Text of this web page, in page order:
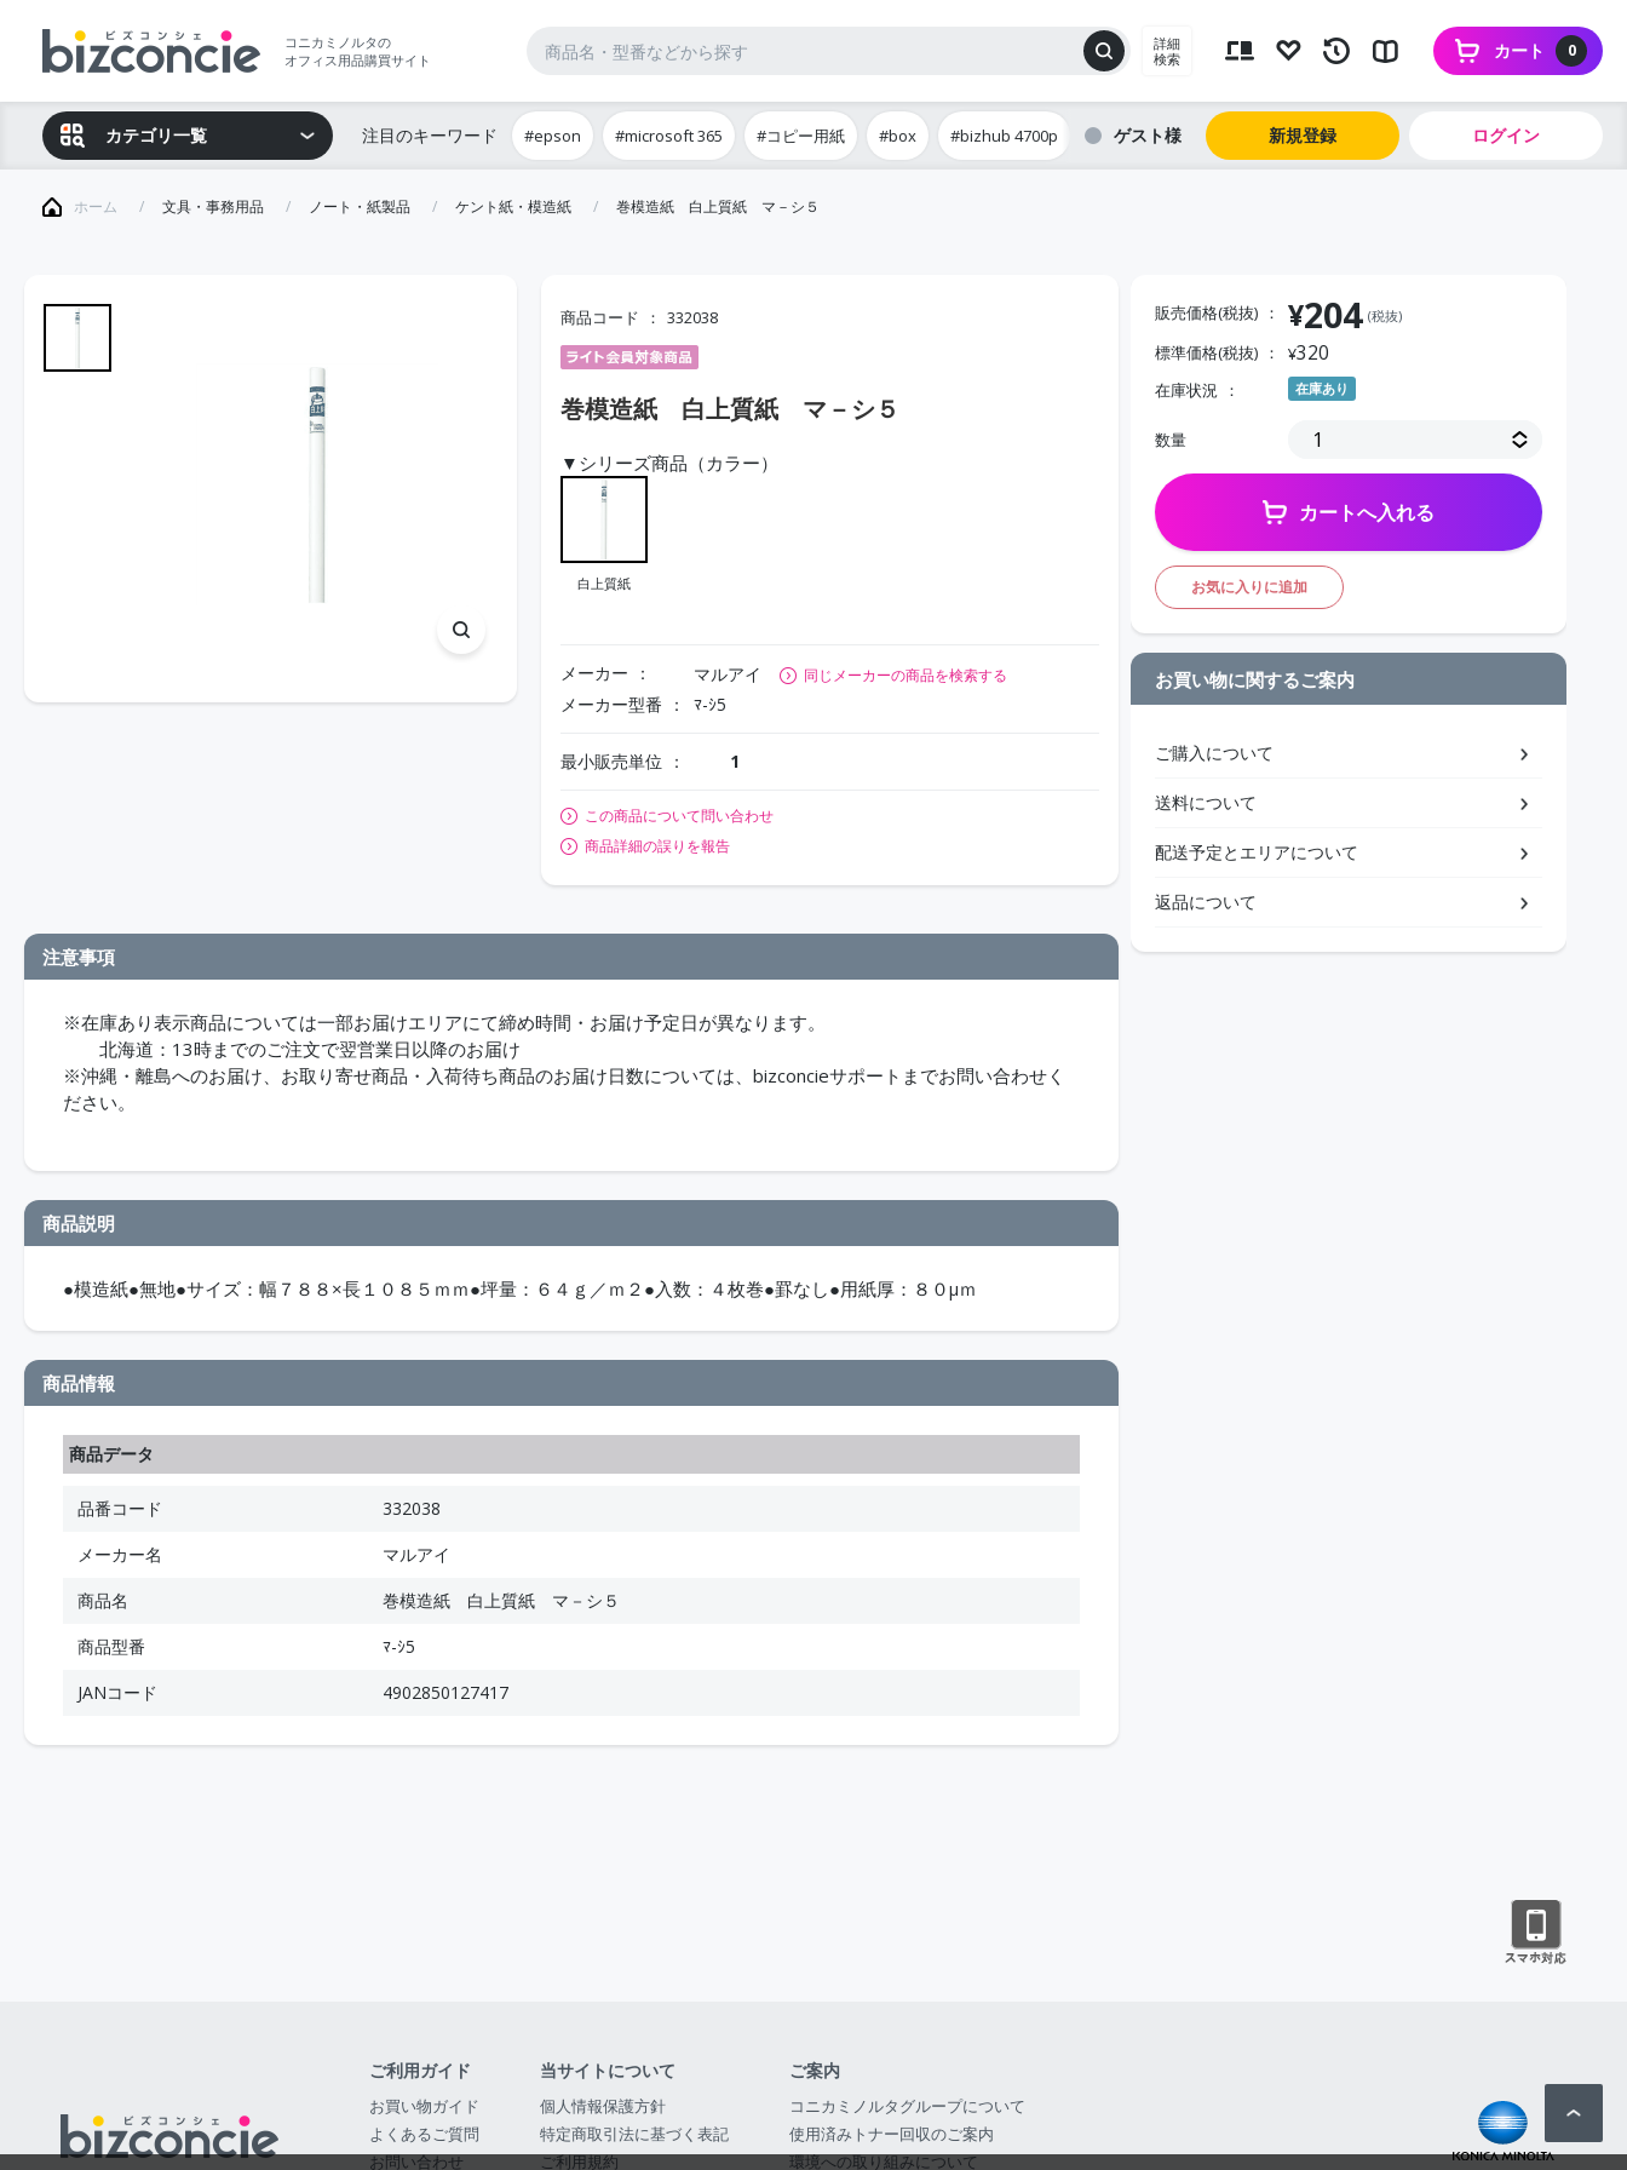
コニカミノルタの
オフィス用品購買サイト
詳細
検索
0
カート
カテゴリ一覧 注目のキーワード #epson #microsoft 365 #コピー用紙 #box #bizhub 4700p ゲスト 新規登録 ログイン
ホーム 文具・事務用品 ノート・紙製品 ケント紙・模造紙 巻模造紙 白上質紙 マ－シ５
商品コード 332038
巻模造紙 白上質紙 マ－シ５
▼シリーズ商品（カラー）
白上質紙
メーカー マルアイ 同じメーカーの商品を検索する
メーカー型番 ﾏ-ｼ5
最小販売単位 1
この商品について問い合わせ
商品詳細の誤りを報告
注意事項
※在庫あり表示商品については一部お届けエリアにて締め時間・お届け予定日が異なります。
北海道：13時までのご注文で翌営業日以降のお届け
※沖縄・離島へのお届け、お取り寄せ商品・入荷待ち商品のお届け日数については、bizconcieサポートまでお問い合わせく
ださい。
商品説明
●模造紙●無地●サイズ：幅７８８×長１０８５ｍｍ●坪量：６４ｇ／ｍ２●入数：４枚巻●罫なし●用紙厚：８０μｍ
商品情報
商品データ
品番コード
332038
メーカー名
マルアイ
商品名
巻模造紙 白上質紙 マ－シ５
商品型番
ﾏ-ｼ5
JANコード
4902850127417
販売価格(税抜) ¥204 (税抜)
標準価格(税抜) ¥320
在庫状況 在庫あり
数量
カートへ入れる
お気に入りに追加
お買い物に関するご案内
ご購入について
送料について
配送予定とエリアについて
返品について
ご利用ガイド
お買い物ガイド
よくあるご質問
お問い合わせ
当サイトについて
個人情報保護方針
特定商取引法に基づく表記
ご利用規約
ご案内
コニカミノルタグループについて
使用済みトナー回収のご案内
環境への取り組みについて